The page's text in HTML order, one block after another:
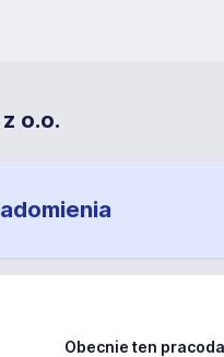
o.o.
Obecnie ten